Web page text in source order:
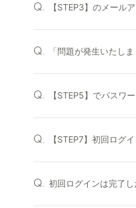
Q. 【STEP3】のメール
Q. 「問題が発生いたし
Q. 【STEP5】でパスワ
Q. 【STEP7】初回ログ
Q. 初回ログインは完了し